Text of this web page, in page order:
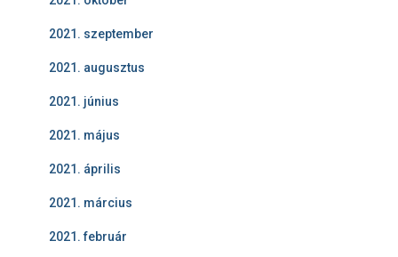
2021. szeptember
2021. augusztus
2021. június
2021. május
2021. április
2021. március
2021. február